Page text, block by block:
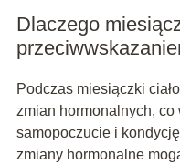
Dlaczego
Podczas miesiączki
zmian hormonalnych, co
samopoczucie i
zmiany hormonalne